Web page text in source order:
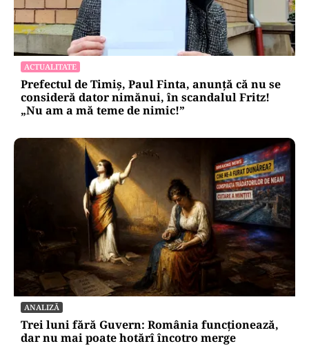
ACTUALITATE
Prefectul de Timiș, Paul Finta, anunță că nu se
consideră dator nimănui, în scandalul Fritz!
„Nu am a mă teme de nimic!”
ANALIZĂ
Trei luni fără Guvern: România funcționează,
dar nu mai poate hotărî încotro merge